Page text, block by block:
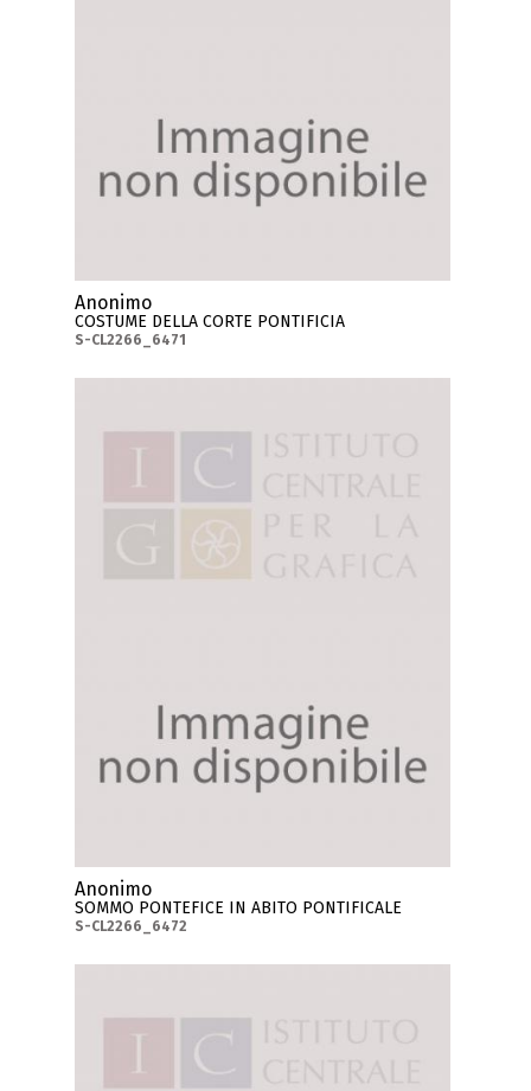
Anonimo
COSTUME DELLA CORTE PONTIFICIA
S-CL2266_6471
Anonimo
SOMMO PONTEFICE IN ABITO PONTIFICALE
S-CL2266_6472